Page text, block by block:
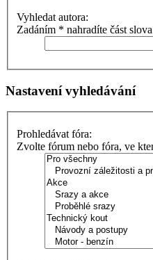
Vyhledat autora:
Zadáním * nahradíte část slova
Nastavení vyhledávání
Prohledávat fóra:
Zvolte fórum nebo fóra, ve